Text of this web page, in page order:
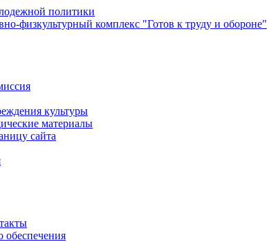
политики
физкультурный комплекс "Готов к труду и обороне"
культуры
материалы
сайта
обеспечения